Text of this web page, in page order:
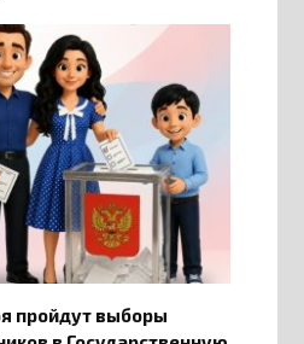
пройдут выборы